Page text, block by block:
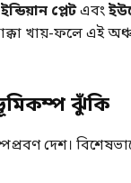
ইন্ডিয়ান প্লেটএবং
খায়-ফলে এই
ঝুঁকি
দেশ।